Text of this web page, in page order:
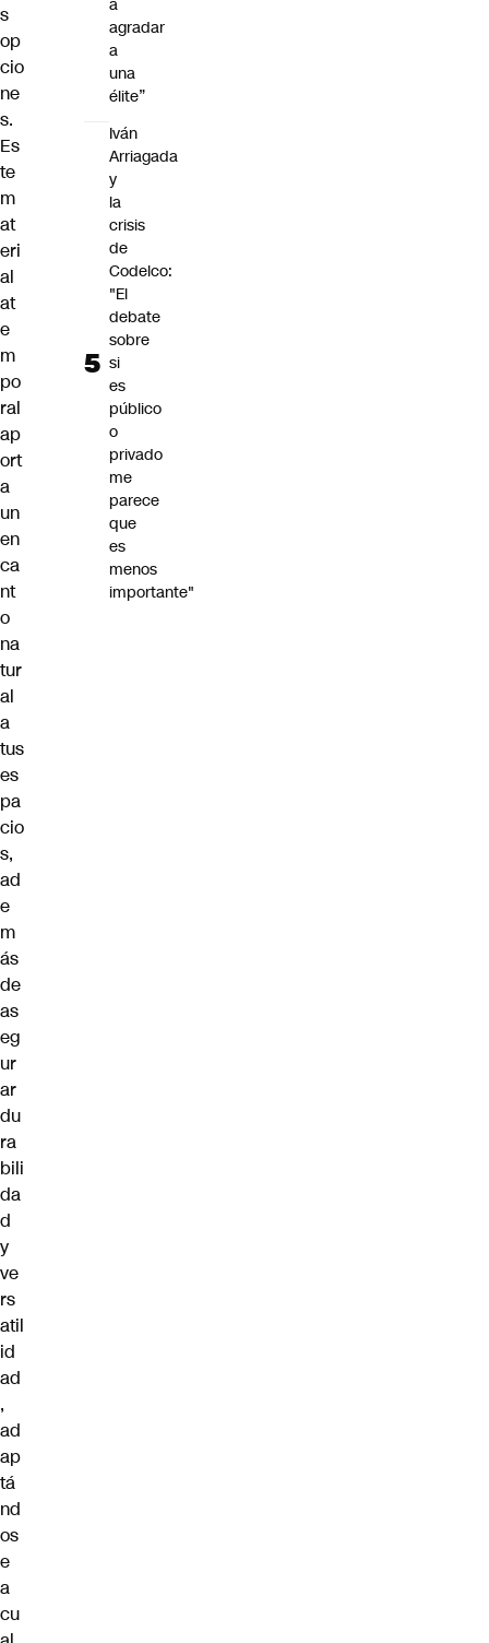
s
op
cio
ne
s.
Es
te
m
at
eri
al
at
e
m
po
ral
ap
ort
a
un
en
ca
nt
o
na
tur
al
a
tus
es
pa
cio
s,
ad
e
m
ás
de
as
eg
ur
ar
du
ra
bili
da
d
y
ve
rs
atil
id
ad
,
ad
ap
tá
nd
os
e
a
cu
a
agradar
a
una
élite”
Iván
Arriagada
y
la
crisis
de
Codelco:
"El
debate
sobre
si
es
público
o
privado
me
parece
que
es
menos
importante"